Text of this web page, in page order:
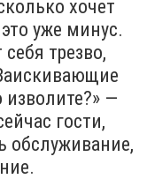
хочет
уже минус.
трезво,
—
гости,
обслуживание,